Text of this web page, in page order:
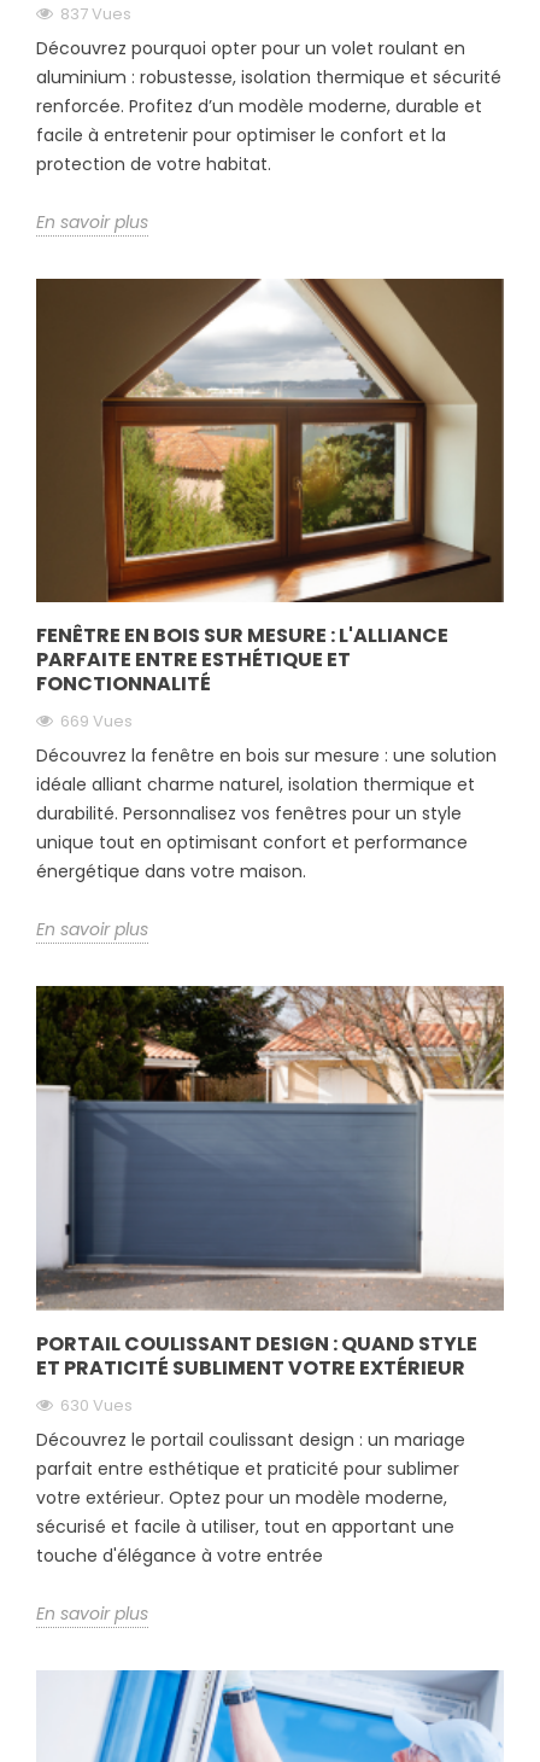
837 Vues
Découvrez pourquoi opter pour un volet roulant en
aluminium : robustesse, isolation thermique et sécurité
renforcée. Profitez d’un modèle moderne, durable et
facile à entretenir pour optimiser le confort et la
protection de votre habitat.
En savoir plus
FENÊTRE EN BOIS SUR MESURE : L'ALLIANCE
PARFAITE ENTRE ESTHÉTIQUE ET
FONCTIONNALITÉ
669 Vues
Découvrez la fenêtre en bois sur mesure : une solution
idéale alliant charme naturel, isolation thermique et
durabilité. Personnalisez vos fenêtres pour un style
unique tout en optimisant confort et performance
énergétique dans votre maison.
En savoir plus
PORTAIL COULISSANT DESIGN : QUAND STYLE
ET PRATICITÉ SUBLIMENT VOTRE EXTÉRIEUR
630 Vues
Découvrez le portail coulissant design : un mariage
parfait entre esthétique et praticité pour sublimer
votre extérieur. Optez pour un modèle moderne,
sécurisé et facile à utiliser, tout en apportant une
touche d'élégance à votre entrée
En savoir plus